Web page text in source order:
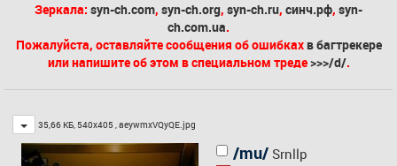
Зеркала: syn-ch.com, syn-ch.org, syn-ch.ru, синч.рф, syn-
ch.com.ua.
Пожалуйста, оставляйте сообщения об ошибках в багтрекере
или напишите об этом в специальном треде>>>/d/.
Toggle
35,66 КБ, 540x405 ,aeywmxVQyQE.jpg
/mu/ Srnllp